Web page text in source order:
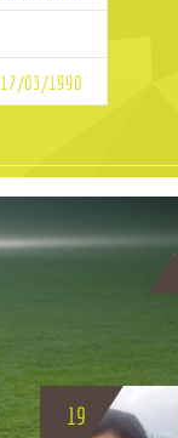
17/03/1990
19